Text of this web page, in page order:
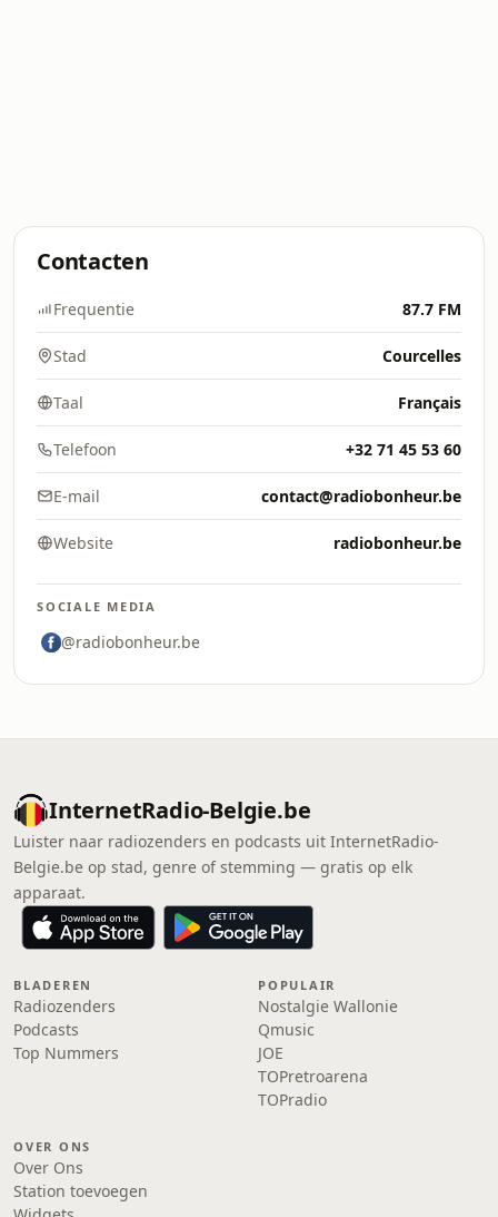
Contacten
Frequentie 87.7 FM
Stad Courcelles
Taal Français
Telefoon +32 71 45 53 60
E-mail contact@radiobonheur.be
Website radiobonheur.be
SOCIALE MEDIA
@radiobonheur.be
InternetRadio-Belgie.be
Luister naar radiozenders en podcasts uit InternetRadio-
Belgie.be op stad, genre of stemming — gratis op elk
apparaat.
BLADEREN
Radiozenders
Podcasts
Top Nummers
POPULAIR
Nostalgie Wallonie
Qmusic
JOE
TOPretroarena
TOPradio
OVER ONS
Over Ons
Station toevoegen